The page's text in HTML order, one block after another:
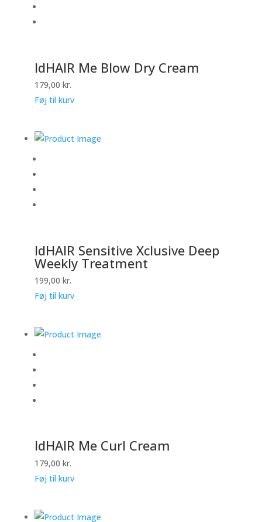
IdHAIR Me Blow Dry Cream
179,00 kr.
Føj til kurv
IdHAIR Sensitive Xclusive Deep
Weekly Treatment
199,00 kr.
Føj til kurv
IdHAIR Me Curl Cream
179,00 kr.
Føj til kurv